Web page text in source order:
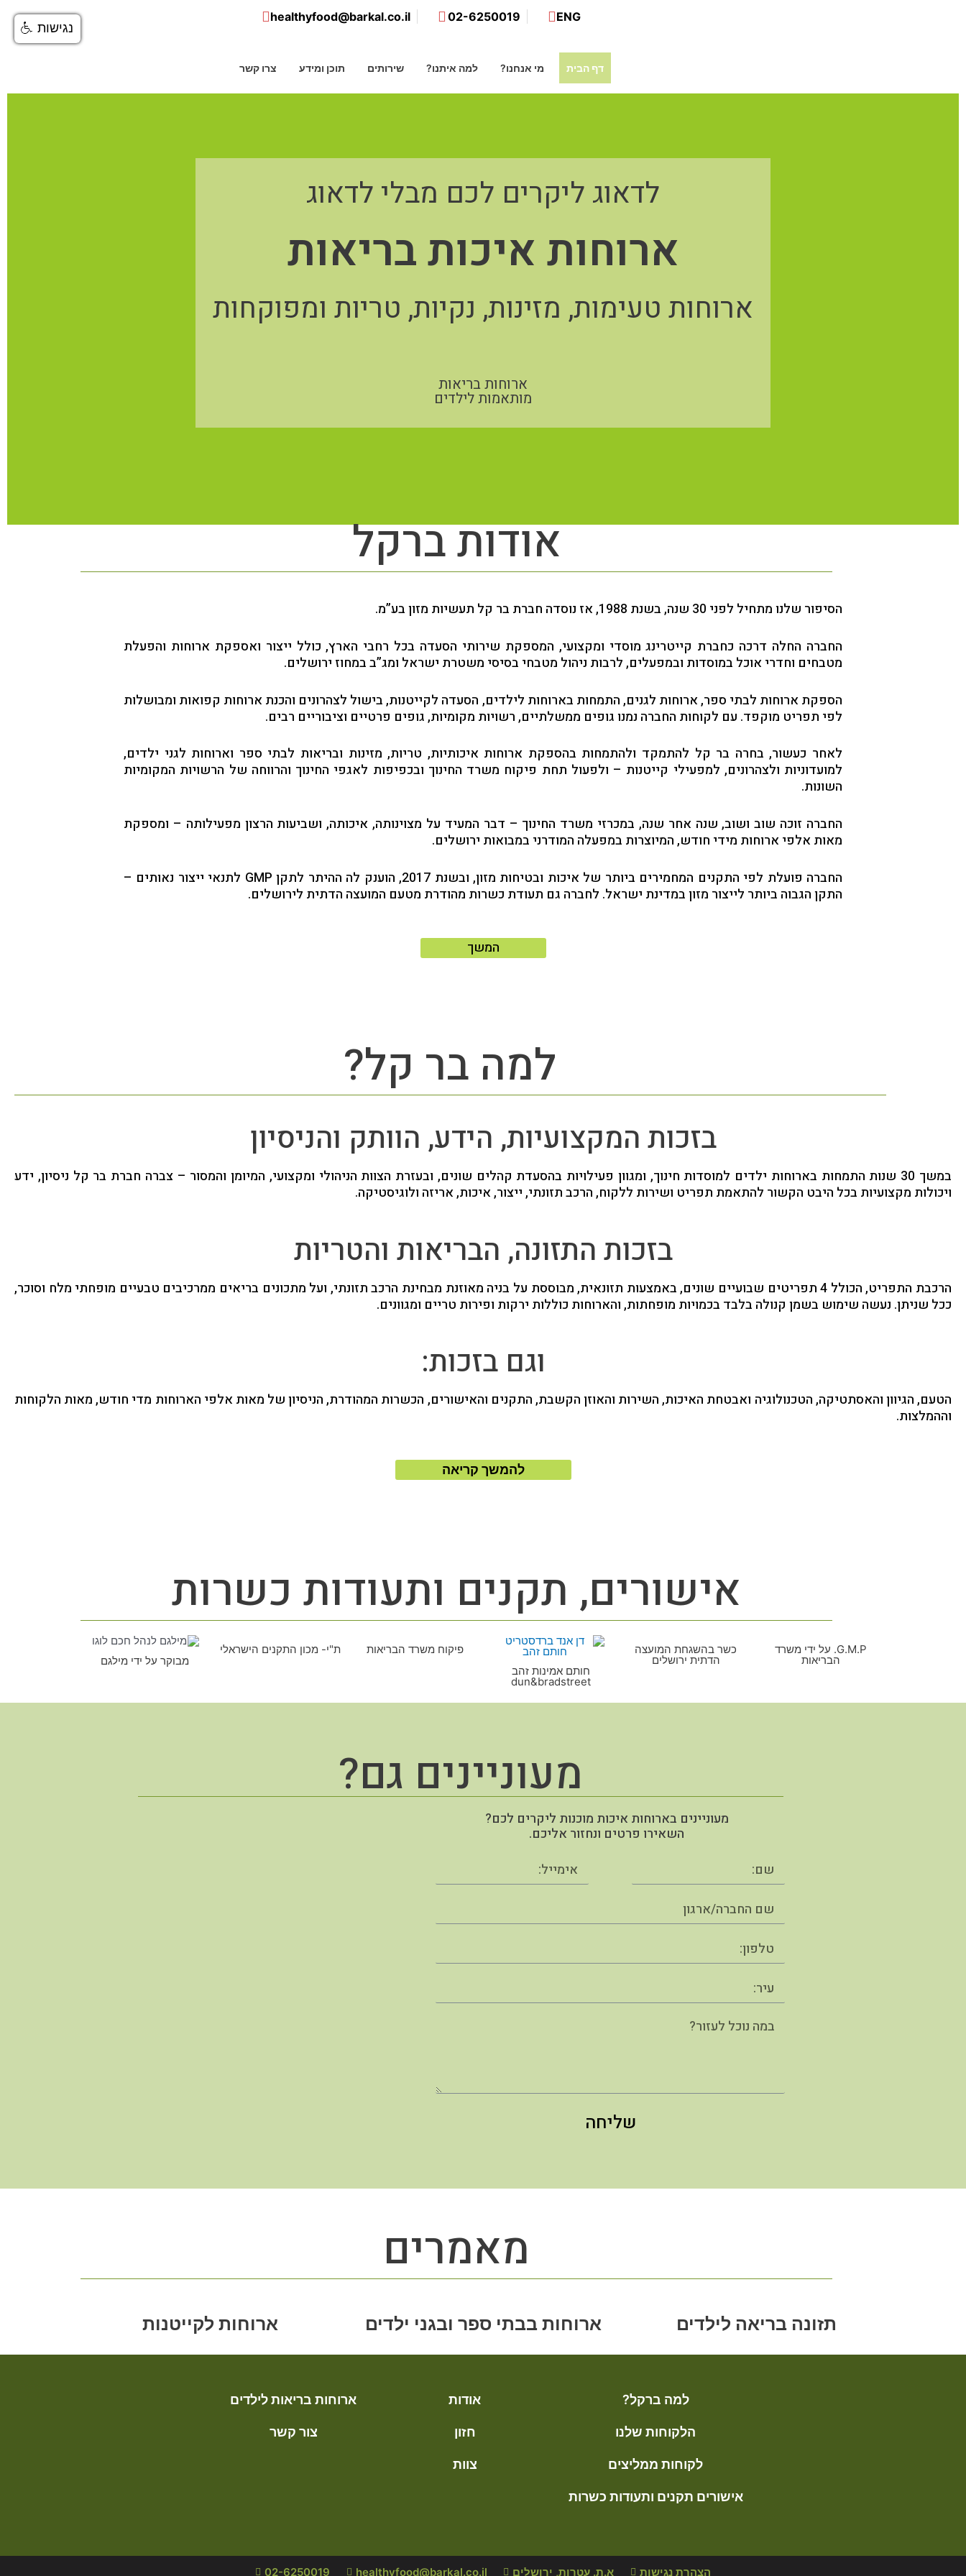
healthyfood@barkal.co.il 02-6250019 ENG
דף הבית מי אנחנו? למה איתנו? שירותים תוכן ומידע צרו קשר
לדאוג ליקרים לכם מבלי לדאוג
ארוחות איכות בריאות
ארוחות טעימות, מזינות, נקיות, טריות ומפוקחות
ארוחות בריאות
מותאמות לילדים
אודות ברקל
הסיפור שלנו מתחיל לפני 30 שנה, בשנת 1988, אז נוסדה חברת בר קל תעשיות מזון בע”מ.
החברה החלה דרכה כחברת קייטרינג מוסדי ומקצועי, המספקת שירותי הסעדה בכל רחבי הארץ, כולל ייצור ואספקת ארוחות והפעלת
מטבחים וחדרי אוכל במוסדות ובמפעלים, לרבות ניהול מטבחי בסיסי משטרת ישראל ומג”ב במחוז ירושלים.
הספקת ארוחות לבתי ספר, ארוחות לגנים, התמחות בארוחות לילדים, הסעדה לקייטנות, בישול לצהרונים והכנת ארוחות קפואות ומבושלות
לפי תפריט מוקפד. עם לקוחות החברה נמנו גופים ממשלתיים, רשויות מקומיות, גופים פרטיים וציבוריים רבים.
לאחר כעשור, בחרה בר קל להתמקד ולהתמחות בהספקת ארוחות איכותיות, טריות, מזינות ובריאות לבתי ספר וארוחות לגני ילדים,
למועדוניות ולצהרונים, למפעילי קייטנות – ולפעול תחת פיקוח משרד החינוך ובכפיפות לאגפי החינוך והרווחה של הרשויות המקומיות
השונות.
החברה זוכה שוב ושוב, שנה אחר שנה, במכרזי משרד החינוך – דבר המעיד על מצוינותה, איכותה, ושביעות הרצון מפעילותה – ומספקת
מאות אלפי ארוחות מידי חודש, המיוצרות במפעלה המודרני במבואות ירושלים.
החברה פועלת לפי התקנים המחמירים ביותר של איכות ובטיחות מזון, ובשנת 2017, הוענק לה ההיתר לתקן GMP לתנאי ייצור נאותים –
התקן הגבוה ביותר לייצור מזון במדינת ישראל. לחברה גם תעודת כשרות מהודרת מטעם המועצה הדתית לירושלים.
המשך
למה בר קל?
בזכות המקצועיות, הידע, הוותק והניסיון
במשך 30 שנות התמחות בארוחות ילדים למוסדות חינוך, ומגוון פעילויות בהסעדת קהלים שונים, ובעזרת הצוות הניהולי ומקצועי, המיומן והמסור – צברה חברת בר קל ניסיון, ידע
ויכולות מקצועיות בכל היבט הקשור להתאמת תפריט ושירות ללקוח, הרכב תזונתי, ייצור, איכות, אריזה ולוגיסטיקה.
בזכות התזונה, הבריאות והטריות
הרכבת התפריט, הכולל 4 תפריטים שבועיים שונים, באמצעות תזונאית, מבוססת על בניה מאוזנת מבחינת הרכב תזונתי, ועל מתכונים בריאים ממרכיבים טבעיים מופחתי מלח וסוכר,
ככל שניתן. נעשה שימוש בשמן קנולה בלבד בכמויות מופחתות, והארוחות כוללות ירקות ופירות טריים ומגוונים.
וגם בזכות:
הטעם, הגיוון והאסתטיקה, הטכנולוגיה ואבטחת האיכות, השירות והאוזן הקשבת, התקנים והאישורים, הכשרות המהודרת, הניסיון של מאות אלפי הארוחות מדי חודש, מאות הלקוחות
וההמלצות.
להמשך קריאה
אישורים, תקנים ותעודות כשרות
G.M.P. על ידי משרד
הבריאות​
כשר בהשגחת המועצה
הדתית ירושלים​
חותם אמינות זהב
dun&bradstreet​
פיקוח משרד הבריאות
ת"י- מכון התקנים הישראלי​
מבוקר על ידי מילגם
מעוניינים גם?
מעוניינים בארוחות איכות מוכנות ליקרים לכם?
השאירו פרטים ונחזור אליכם.
שליחה
מאמרים
תזונה בריאה לילדים ארוחות בבתי ספר ובגני ילדים ארוחות לקייטנות
למה ברקל?
הלקוחות שלנו
לקוחות ממליצים
אישורים תקנים ותעודות כשרות
אודות
חזון
צוות
ארוחות בריאות לילדים
צור קשר
02-6250019 healthyfood@barkal.co.il א.ת. עטרות, ירושלים הצהרת נגישות
נגישות